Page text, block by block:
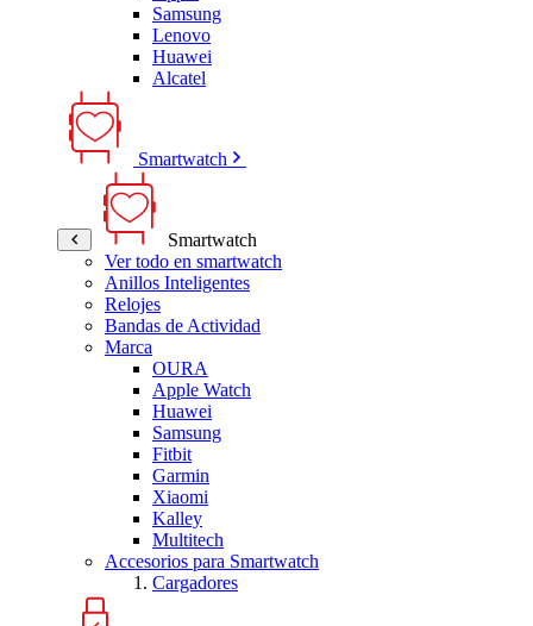
Samsung
Lenovo
Huawei
Alcatel
Smartwatch
Smartwatch
Ver todo en smartwatch
Anillos Inteligentes
Relojes
Bandas de Actividad
Marca
OURA
Apple Watch
Huawei
Samsung
Fitbit
Garmin
Xiaomi
Kalley
Multitech
Accesorios para Smartwatch
Cargadores